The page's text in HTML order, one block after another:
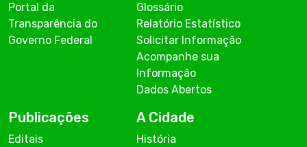
Portal da
Transparência do
Governo Federal
Glossário
Relatório Estatístico
Solicitar Informação
Acompanhe sua
Informação
Dados Abertos
Publicações
Editais
A Cidade
História